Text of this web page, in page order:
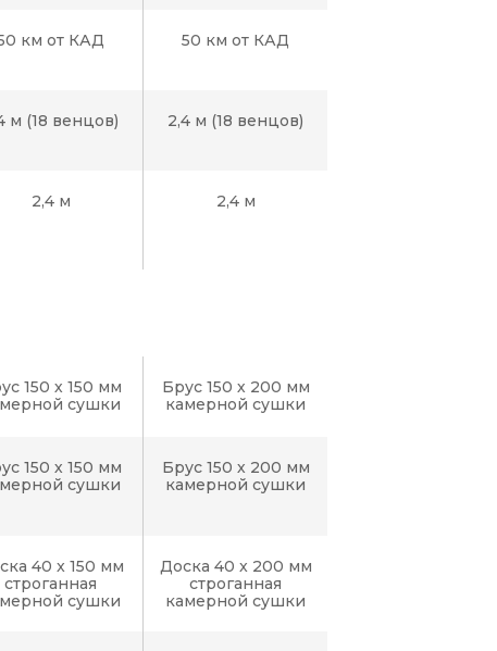
км от КАД 50 км от КАД
м (18 венцов) 2,4 м (18 венцов)
2,4 м 2,4 м
150 х 150 мм
сушки
Брус 150 х 200 мм
камерной сушки
150 х 150 мм
сушки
Брус 150 х 200 мм
камерной сушки
40 x 150 мм
строганная
сушки
Доска 40 x 200 мм
строганная
камерной сушки